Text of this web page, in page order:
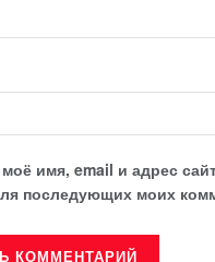
имя, email и адрес
последующих моих